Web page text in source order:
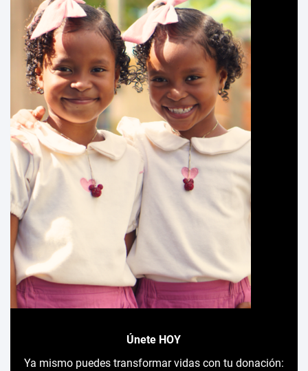
Únete HOY
Ya mismo puedes transformar vidas con tu donación: